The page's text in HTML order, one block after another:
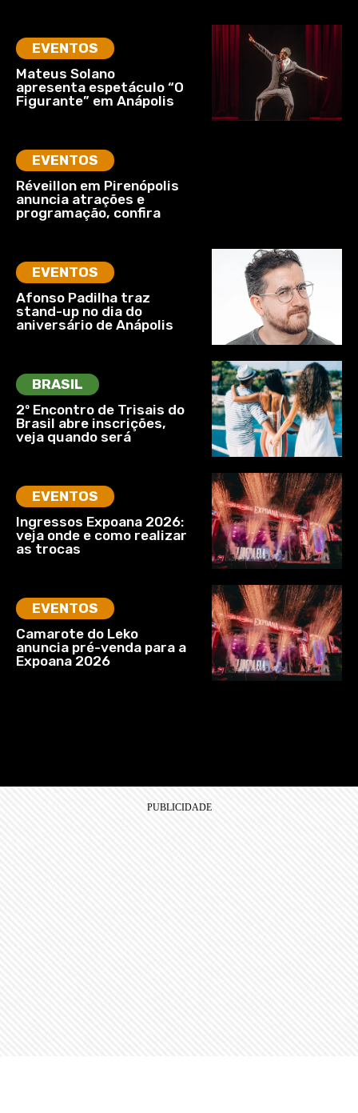
EVENTOS
Mateus Solano
apresenta espetáculo “O
Figurante” em Anápolis
EVENTOS
Réveillon em Pirenópolis
anuncia atrações e
programação, confira
EVENTOS
Afonso Padilha traz
stand-up no dia do
aniversário de Anápolis
BRASIL
2º Encontro de Trisais do
Brasil abre inscrições,
veja quando será
EVENTOS
Ingressos Expoana 2026:
veja onde e como realizar
as trocas
EVENTOS
Camarote do Leko
anuncia pré-venda para a
Expoana 2026